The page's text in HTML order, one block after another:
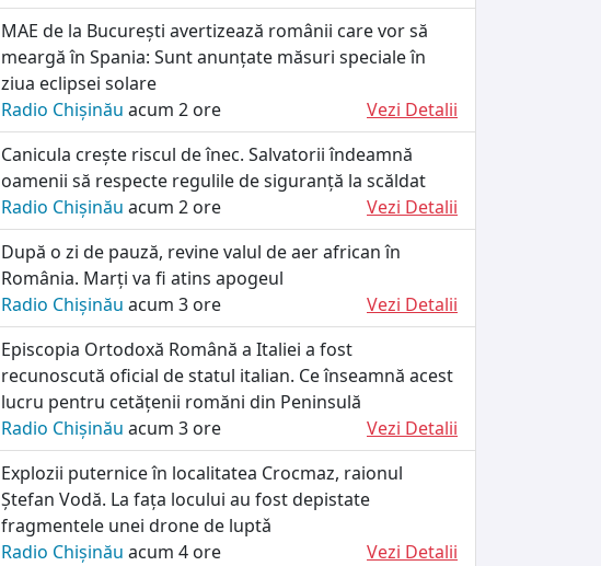
MAE de la București avertizează românii care vor să
meargă în Spania: Sunt anunțate măsuri speciale în
ziua eclipsei solare
Radio Chișinău acum 2 ore
Vezi Detalii
Canicula crește riscul de înec. Salvatorii îndeamnă
oamenii să respecte regulile de siguranță la scăldat
Radio Chișinău acum 2 ore
Vezi Detalii
După o zi de pauză, revine valul de aer african în
România. Marți va fi atins apogeul
Radio Chișinău acum 3 ore
Vezi Detalii
Episcopia Ortodoxă Română a Italiei a fost
recunoscută oficial de statul italian. Ce înseamnă acest
lucru pentru cetățenii romăni din Peninsulă
Radio Chișinău acum 3 ore
Vezi Detalii
Explozii puternice în localitatea Crocmaz, raionul
Ștefan Vodă. La fața locului au fost depistate
fragmentele unei drone de luptǎ
Radio Chișinău acum 4 ore
Vezi Detalii